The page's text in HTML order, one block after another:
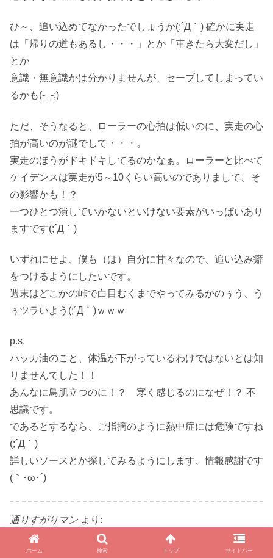
ひ～、追い込めてなかったでしょうか(;´Д｀) 確かに実走
は「帰りの道もあるし・・・」とか「車きたら大変だし」
とか
意識・無意識かは分かりませんが、セーブしてしまってい
るかも(-_-;)
ただ、そうなると、ローラーの心拍は低いのに、実走の心
拍が高いのが謎でして・・・。
実走のほうがドキドキしてるのかなぁ。ローラーと比べて
ケイデンスは実走が5～10くらい高いのでありまして、そ
の影響かも！？
一つひとつ潰していかないといけない要素がいっぱいあり
ますです(;´Д｀)
いずれにせよ、僕も（は）自分に甘々なので、追い込み癖
をつけるようにしたいです。
週末はどこかの峠で白目むくまでやってみるかのぅう、う
ぅツラいよう(;´Д｀)ｗｗｗ
p.s.
ハッカ油のこと、体温が下がっているわけではないとは知
りませんでした！！
あんなに鳥肌立つのに！？ 寒く感じるのになぜ！？ 不
思議です。
であるとするなら、ご指摘のように熱中症には危険ですね
(;´Д｀)
詳しいソースとか探してみるようにします、情報感謝です
(｀･ω･´)ゞ
通りすがりマン より:
2017/08/03 21:23
いきなり失礼を承知で・・・。
ホーム 検索 トップ サイドバー